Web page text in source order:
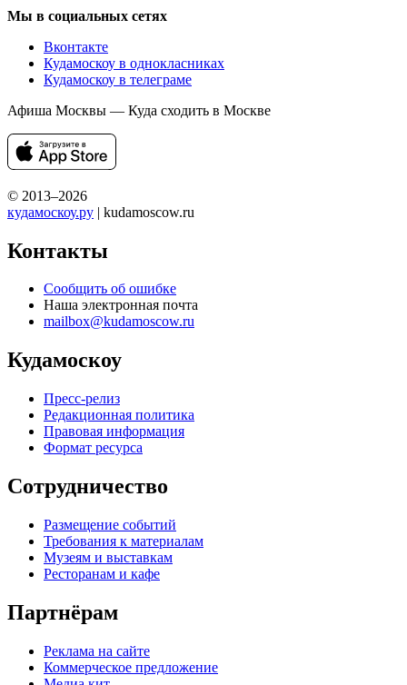
Мы в социальных сетях
Вконтакте
Кудамоскоу в однокласниках
Кудамоскоу в телеграме
Афиша Москвы — Куда сходить в Москве
© 2013–2026
кудамоскоу.ру | kudamoscow.ru
Контакты
Сообщить об ошибке
Наша электронная почта
mailbox@kudamoscow.ru
Кудамоскоу
Пресс-релиз
Редакционная политика
Правовая информация
Формат ресурса
Сотрудничество
Размещение событий
Требования к материалам
Музеям и выставкам
Ресторанам и кафе
Партнёрам
Реклама на сайте
Коммерческое предложение